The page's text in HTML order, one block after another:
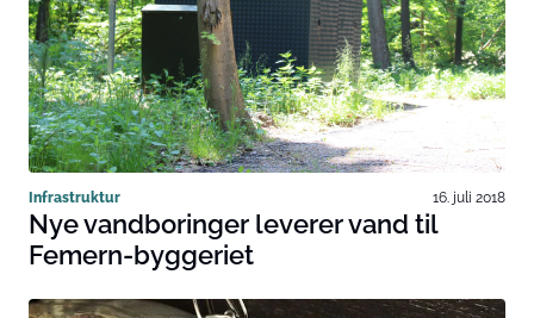
Infrastruktur 16. juli 2018
Nye vandboringer leverer vand til
Femern-byggeriet